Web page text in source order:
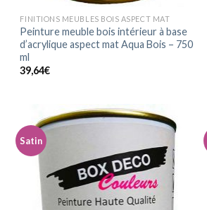
FINITIONS MEUBLES BOIS ASPECT MAT
Peinture meuble bois intérieur à base
d’acrylique aspect mat Aqua Bois – 750
ml
39,64€
Satin
Ajouter
à la
wishlist